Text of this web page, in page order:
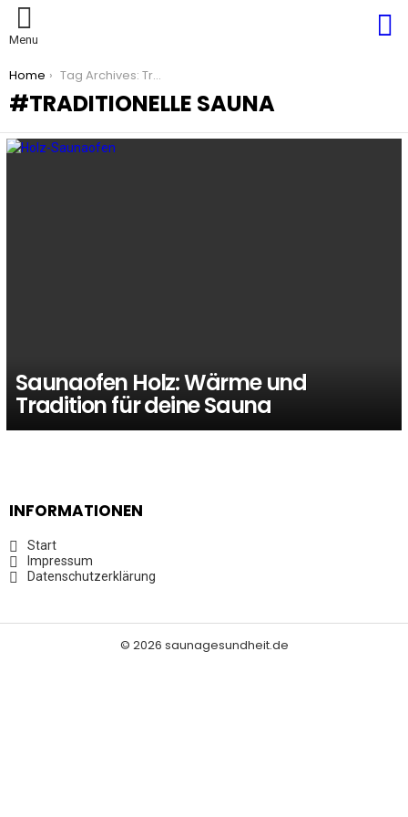
Menu
You are here:
Home Tag Archives: Traditionelle Sauna
TRADITIONELLE SAUNA
Saunaofen Holz: Wärme und
Tradition für deine Sauna
INFORMATIONEN
Start
Impressum
Datenschutzerklärung
© 2026 saunagesundheit.de